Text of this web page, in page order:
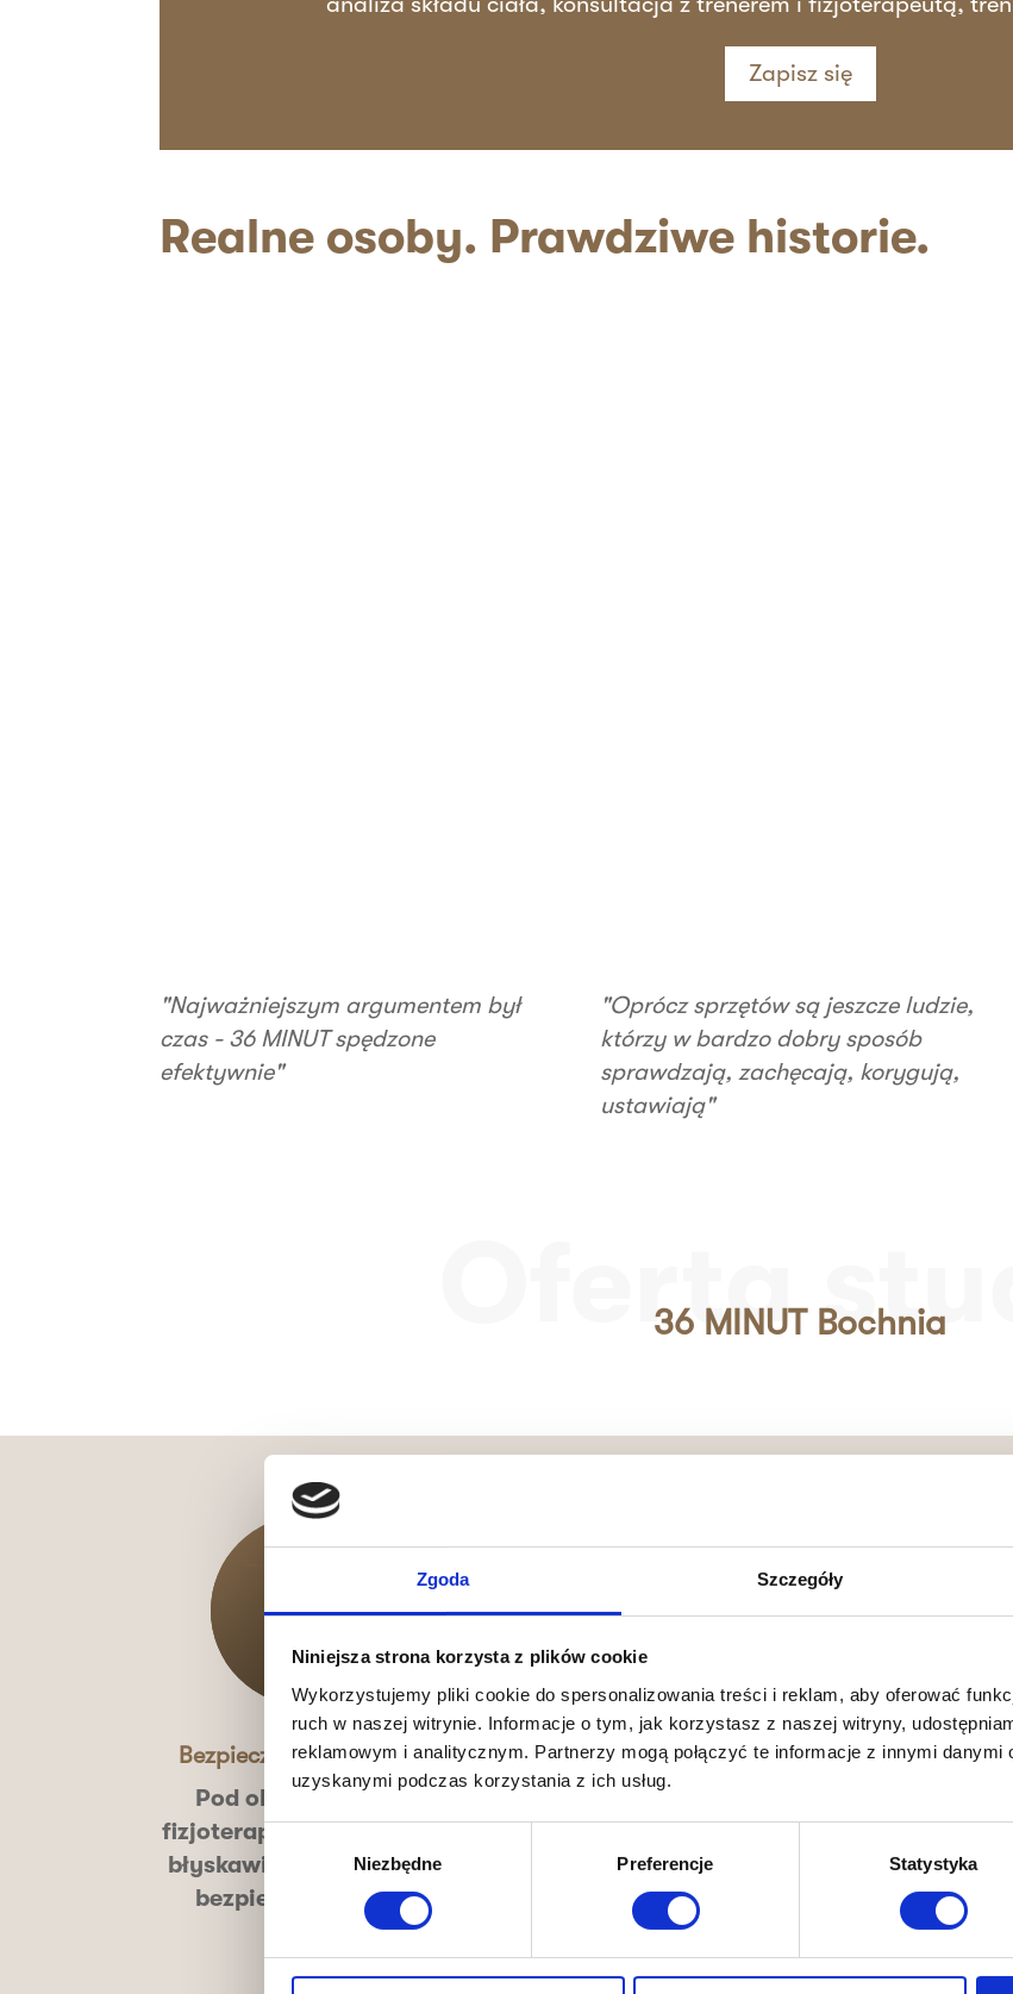
Zgoda Szczegóły
Niniejsza strona korzysta z plików cookie
Wykorzystujemy pliki cookie do spersonalizowania treści i reklam, aby oferować
ruch w naszej witrynie. Informacje o tym, jak korzystasz z naszej witryny,
reklamowym i analitycznym. Partnerzy mogą połączyć te informacje z innymi danymi
uzyskanymi podczas korzystania z ich usług.
Wybór
zgody
Niezbędne Preferencje Statystyka
Zapisz się
Realne osoby. Prawdziwe historie.
"Najważniejszym argumentem był
czas - 36 MINUT spędzone
efektywnie"
"Oprócz sprzętów są jeszcze ludzie,
którzy w bardzo dobry sposób
sprawdzają, zachęcają, korygują,
ustawiają"
Oferta36 MINUT Bochnia
Bezpieczeństwo i opieka
Pod okiem
trenera i
fizjoterapeutyosiągniesz
błyskawiczne postępy w
bezpieczny sposób.
Zero ćwiczeń w ciemno
Indywidualny plan
treningowy
dopasowujemy do
Twoich celów i
możliwości.
Pełne
obciążenia
Twoją